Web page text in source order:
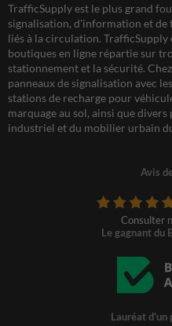
TrafficSupply est le plus grand
signalisation, d'information et de
liés à la circulation.
boutiques en ligne répartie sur
stationnement et la sécurité.
panneaux de signalisation avec
stations de recharge pour
marquage au sol, ainsi que
industriel et du mobilier urbain
Avis
Consulter
Le gagnant du
Lauréat